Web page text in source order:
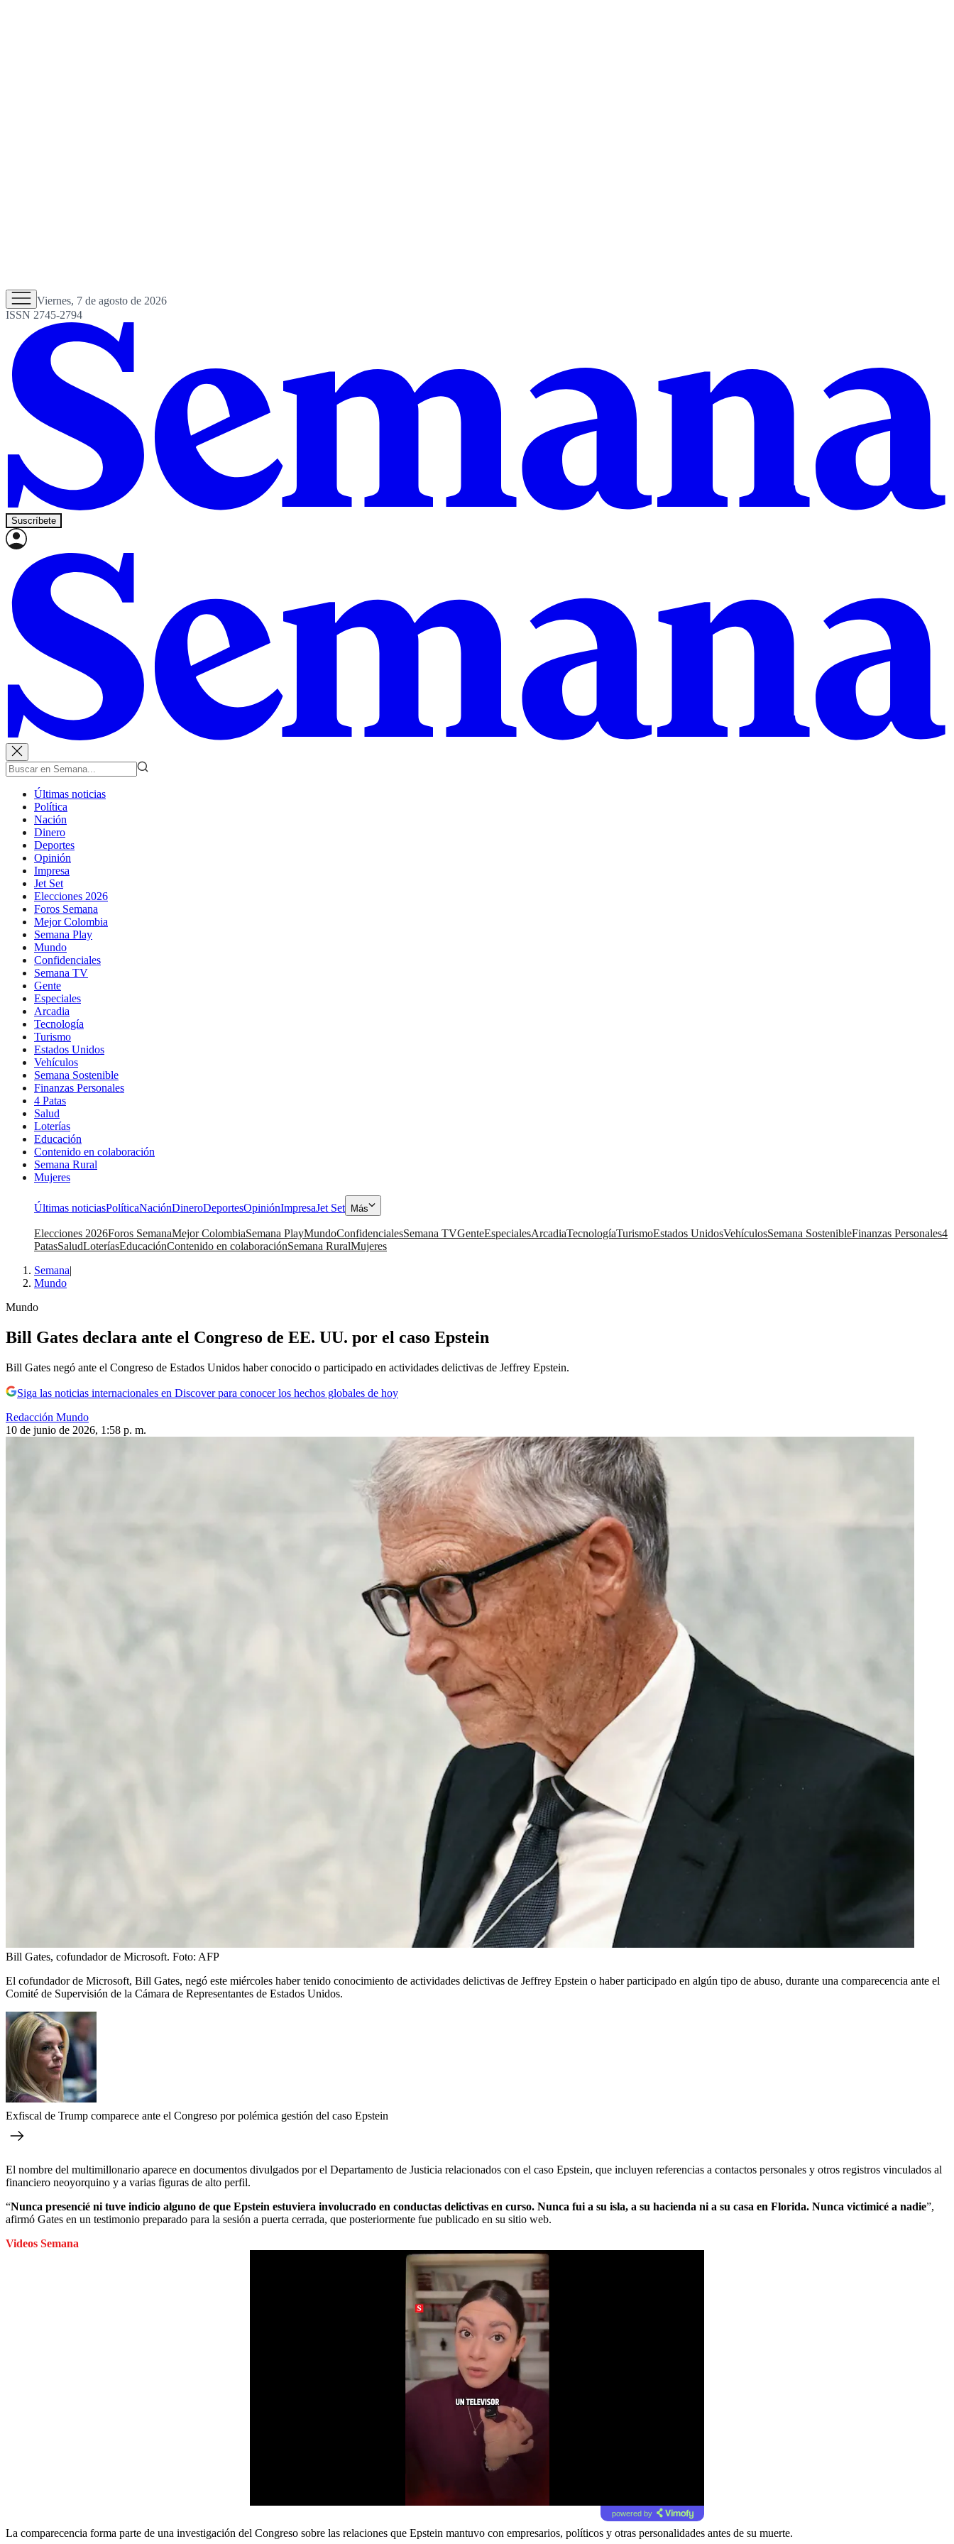
Viernes, 7 de agosto de 2026
ISSN 2745-2794
Suscríbete
Últimas noticias
Política
Nación
Dinero
Deportes
Opinión
Impresa
Jet Set
Elecciones 2026
Foros Semana
Mejor Colombia
Semana Play
Mundo
Confidenciales
Semana TV
Gente
Especiales
Arcadia
Tecnología
Turismo
Estados Unidos
Vehículos
Semana Sostenible
Finanzas Personales
4 Patas
Salud
Loterías
Educación
Contenido en colaboración
Semana Rural
Mujeres
Últimas noticiasPolíticaNaciónDineroDeportesOpiniónImpresaJet Set Más
Elecciones 2026Foros SemanaMejor ColombiaSemana PlayMundoConfidencialesSemana TVGenteEspecialesArcadiaTecnologíaTurismoEstados UnidosVehículosSemana SostenibleFinanzas Personales4
PatasSaludLoteríasEducaciónContenido en colaboraciónSemana RuralMujeres
Semana|
Mundo
Mundo
Bill Gates declara ante el Congreso de EE. UU. por el caso Epstein
Bill Gates negó ante el Congreso de Estados Unidos haber conocido o participado en actividades delictivas de Jeffrey Epstein.
Siga las noticias internacionales en Discover para conocer los hechos globales de hoy
Redacción Mundo
10 de junio de 2026, 1:58 p. m.
Bill Gates, cofundador de Microsoft. Foto: AFP
El cofundador de Microsoft, Bill Gates, negó este miércoles haber tenido conocimiento de actividades delictivas de Jeffrey Epstein o haber participado en algún tipo de abuso, durante una comparecencia ante el
Comité de Supervisión de la Cámara de Representantes de Estados Unidos.
Exfiscal de Trump comparece ante el Congreso por polémica gestión del caso Epstein
El nombre del multimillonario aparece en documentos divulgados por el Departamento de Justicia relacionados con el caso Epstein, que incluyen referencias a contactos personales y otros registros vinculados al
financiero neoyorquino y a varias figuras de alto perfil.
“Nunca presencié ni tuve indicio alguno de que Epstein estuviera involucrado en conductas delictivas en curso. Nunca fui a su isla, a su hacienda ni a su casa en Florida. Nunca victimicé a nadie”,
afirmó Gates en un testimonio preparado para la sesión a puerta cerrada, que posteriormente fue publicado en su sitio web.
Videos Semana
powered by
La comparecencia forma parte de una investigación del Congreso sobre las relaciones que Epstein mantuvo con empresarios, políticos y otras personalidades antes de su muerte.